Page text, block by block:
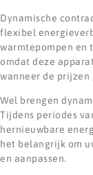
Dynamische
flexibel
warmtepompen en
omdat deze
wanneer de prijzen
Wel brengen
Tijdens periodes
hernieuwbare
het belangrijk om
en aanpassen.